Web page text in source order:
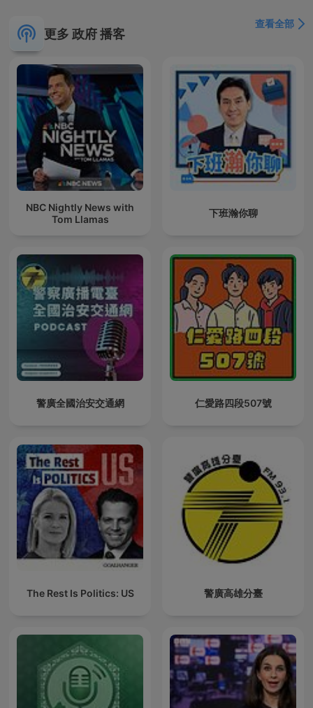
更多 政府 播客
查看全部
NBC Nightly News with
Tom Llamas
下班瀚你聊
警廣全國治安交通網 仁愛路四段507號
The Rest Is Politics: US 警廣高雄分臺